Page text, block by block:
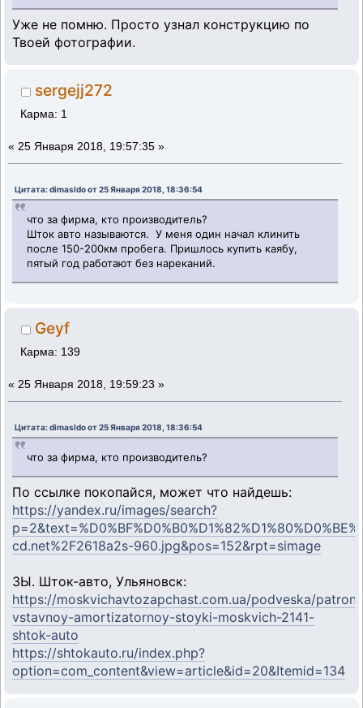
Уже не помню. Просто узнал конструкцию по
Твоей фотографии.
sergejj272
Карма: 1
« 25 Января 2018, 19:57:35 »
Цитата: dimasldo от 25 Января 2018, 18:36:54
что за фирма, кто производитель?
Шток авто называются. У меня один начал клинить
после 150-200км пробега. Пришлось купить каябу,
пятый год работают без нареканий.
Geyf
Карма: 139
« 25 Января 2018, 19:59:23 »
Цитата: dimasldo от 25 Января 2018, 18:36:54
что за фирма, кто производитель?
По ссылке покопайся, может что найдешь:
https://yandex.ru/images/search?
cd.net%2F2618a2s-960.jpg&pos=152&rpt=simage
ЗЫ. Шток-авто, Ульяновск:
https://moskvichavtozapchast.com.ua/podveska/patron-
vstavnoy-amortizatornoy-stoyki-moskvich-2141-
shtok-auto
https://shtokauto.ru/index.php?
option=com_content&view=article&id=20&Itemid=134